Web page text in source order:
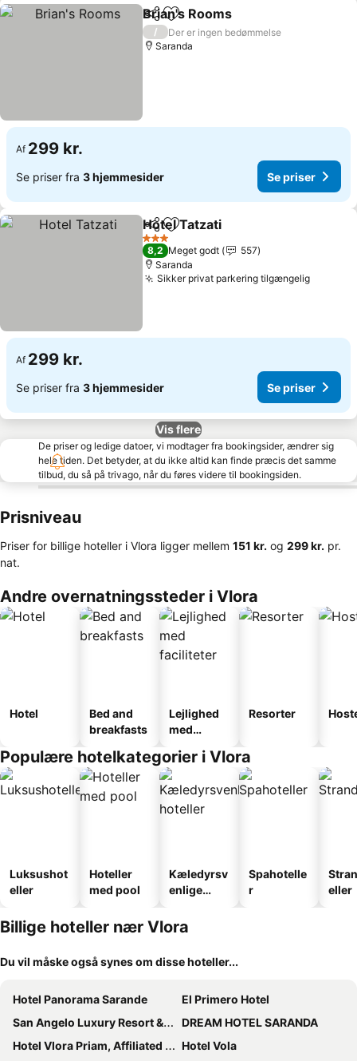
Del Føj til favoritter
Brian's Rooms
/
Der er ingen bedømmelse
Saranda
Af 299 kr.
Se priser fra 3 hjemmesider Se priser
Del Føj til favoritter
Hotel Tatzati
3 Stjerner
8,2 Meget godt
557
Saranda
Sikker privat parkering tilgængelig
Af 299 kr.
Se priser fra 3 hjemmesider Se priser
Vis flere
De priser og ledige datoer, vi modtager fra bookingsider, ændrer sig
hele tiden. Det betyder, at du ikke altid kan finde præcis det samme
tilbud, du så på trivago, når du føres videre til bookingsiden.
Prisniveau
Priser for billige hoteller i Vlora ligger mellem ‎151 kr. og ‎299 kr. pr.
nat.
Andre overnatningssteder i Vlora
Hotel
Bed and
breakfasts
Lejlighed
med
Resorter
Populære hotelkategorier i Vlora
Luksushot
eller
Hoteller
med pool
Kæledyrsv
enlige
Spahotelle
r
eller
Billige hoteller nær Vlora
Du vil måske også synes om disse hoteller...
Hotel Panorama Sarande
El Primero Hotel
San Angelo Luxury Resort & Spa - Adults Only
DREAM HOTEL SARANDA
Hotel Vlora Priam, Affiliated by Meliá
Hotel Vola